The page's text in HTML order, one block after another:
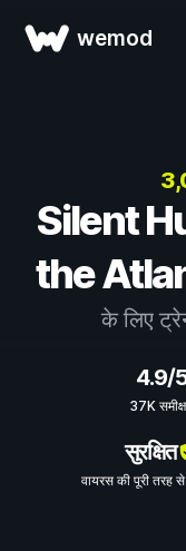
wemod
Silent
the
के लिए
4.9/
37K
सुरक्षित
वायरस की पूरी तरह